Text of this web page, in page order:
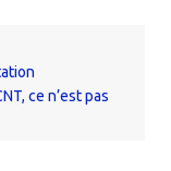
ce n’est pas